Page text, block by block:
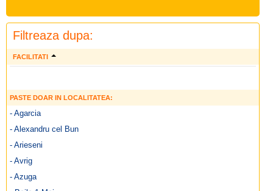
Filtreaza dupa:
FACILITATI
PASTE DOAR IN LOCALITATEA:
- Agarcia
- Alexandru cel Bun
- Arieseni
- Avrig
- Azuga